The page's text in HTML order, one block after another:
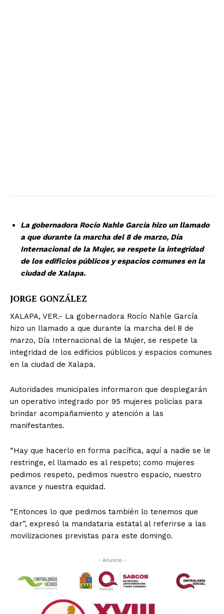
La gobernadora Rocío Nahle García hizo un llamado
a que durante la marcha del 8 de marzo, Día
Internacional de la Mujer, se respete la integridad
de los edificios públicos y espacios comunes en la
ciudad de Xalapa.
JORGE GONZÁLEZ
XALAPA, VER.- La gobernadora Rocío Nahle García
hizo un llamado a que durante la marcha del 8 de
marzo, Día Internacional de la Mujer, se respete la
integridad de los edificios públicos y espacios comunes
en la ciudad de Xalapa.
Autoridades municipales informaron que desplegarán
un operativo integrado por 95 mujeres policías para
brindar acompañamiento y atención a las
manifestantes.
“Hay que hacerlo en forma pacífica, aquí a nadie se le
restringe, el llamado es al respeto; como mujeres
pedimos respeto, pedimos nuestro espacio, nuestro
avance y nuestra equidad.
“Entonces lo que pedimos también lo tenemos que
dar”, expresó la mandataria estatal al referirse a las
movilizaciones previstas para este domingo.
- Anuncio -